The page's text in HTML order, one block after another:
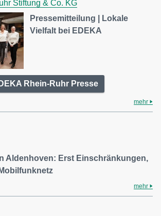
Stiftung & Co. KG
Pressemitteilung | Lokale
Vielfalt bei EDEKA
Rhein-Ruhr Presse
mehr
Aldenhoven: Erst Einschränkungen,
mehr